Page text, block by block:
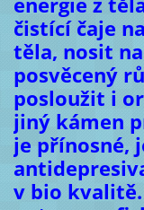
čistící čaje
těla, nosit
posvěcený
posloužit i
jiný kámen
je přínosné,
v bio